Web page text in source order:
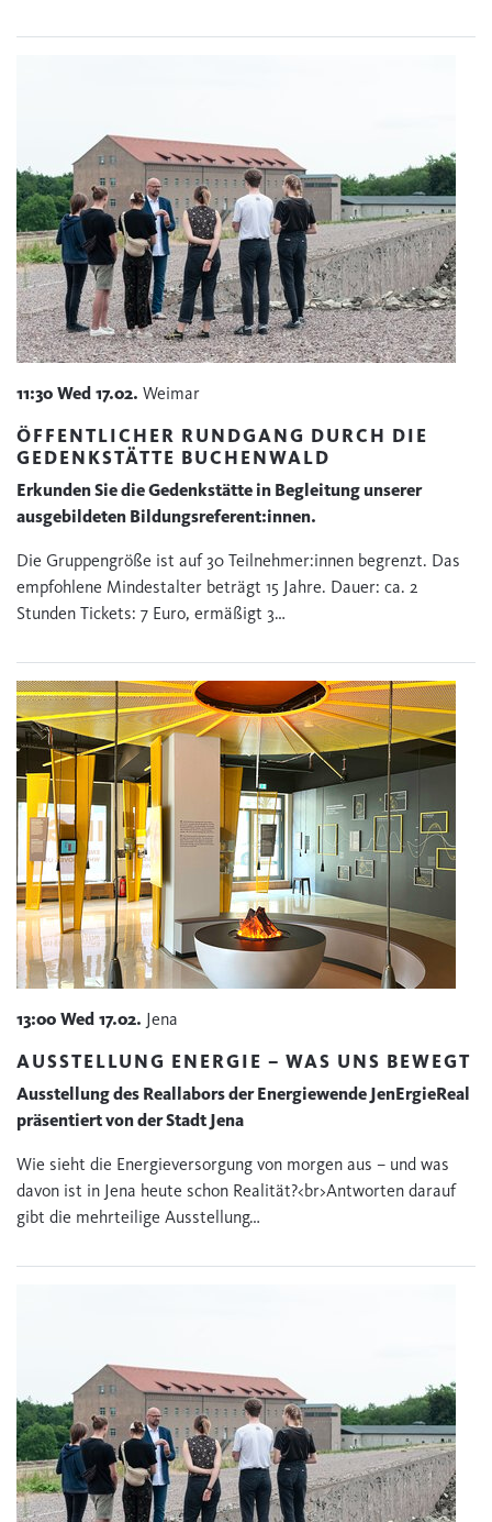
11:30 Wed 17.02. Weimar
ÖFFENTLICHER RUNDGANG DURCH DIE
GEDENKSTÄTTE BUCHENWALD
Erkunden Sie die Gedenkstätte in Begleitung unserer
ausgebildeten Bildungsreferent:innen.
Die Gruppengröße ist auf 30 Teilnehmer:innen begrenzt. Das
empfohlene Mindestalter beträgt 15 Jahre. Dauer: ca. 2
Stunden Tickets: 7 Euro, ermäßigt 3…
13:00 Wed 17.02. Jena
AUSSTELLUNG ENERGIE – WAS UNS BEWEGT
Ausstellung des Reallabors der Energiewende JenErgieReal
präsentiert von der Stadt Jena
Wie sieht die Energieversorgung von morgen aus – und was
davon ist in Jena heute schon Realität?<br>Antworten darauf
gibt die mehrteilige Ausstellung…